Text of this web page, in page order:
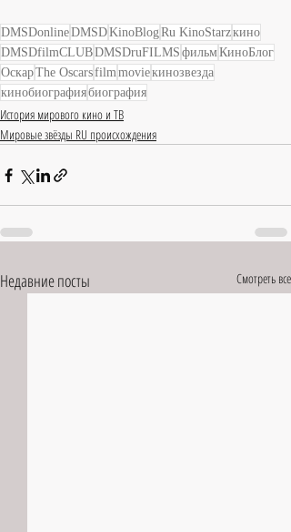
DMSDonlineDMSDKinoBlogRu KinoStarzкино
DMSDfilmCLUBDMSDruFILMS фильмКиноБлог
ОскарThe Oscarsfilmmovieкинозвезда
кинобиографиябиография
История мирового кино и ТВ
Мировые звёзды RU происхождения
Недавние посты Смотреть все